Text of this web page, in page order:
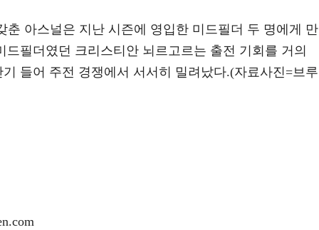
춘 아스널은 지난 시즌에 영입한 미드필더 두 명에게 만
필더였던 크리스티안 뇌르고르는 출전 기회를 거의
들어 주전 경쟁에서 서서히 밀려났다.(자료사진=브루